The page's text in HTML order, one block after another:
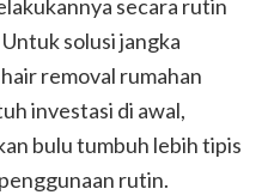
secara rutin
solusi jangka
removal rumahan
investasi di awal,
bulu tumbuh lebih tipis
rutin.